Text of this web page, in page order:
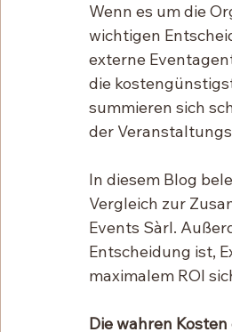
Wenn es um die
wichtigen
externe
die
summieren sich
der
In diesem Blog
Vergleich zur
Events Sàrl.
Entscheidung ist,
maximalem ROI
Die wahren